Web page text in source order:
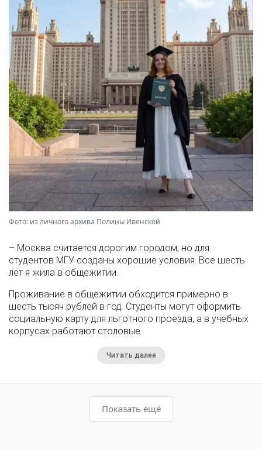
Фото: из личного архива Полины Ивенской
– Москва считается дорогим городом, но для
студентов МГУ созданы хорошие условия. Все шесть
лет я жила в общежитии.
Проживание в общежитии обходится примерно в
шесть тысяч рублей в год. Студенты могут оформить
социальную карту для льготного проезда, а в учебных
корпусах работают столовые.
Читать далее
Показать ещё